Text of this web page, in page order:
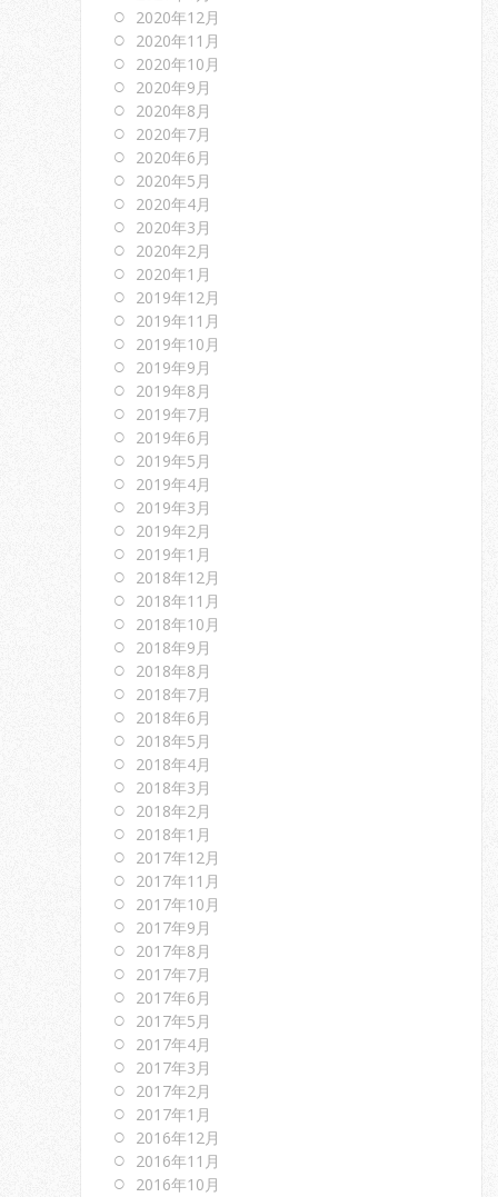
2020年12月
2020年11月
2020年10月
2020年9月
2020年8月
2020年7月
2020年6月
2020年5月
2020年4月
2020年3月
2020年2月
2020年1月
2019年12月
2019年11月
2019年10月
2019年9月
2019年8月
2019年7月
2019年6月
2019年5月
2019年4月
2019年3月
2019年2月
2019年1月
2018年12月
2018年11月
2018年10月
2018年9月
2018年8月
2018年7月
2018年6月
2018年5月
2018年4月
2018年3月
2018年2月
2018年1月
2017年12月
2017年11月
2017年10月
2017年9月
2017年8月
2017年7月
2017年6月
2017年5月
2017年4月
2017年3月
2017年2月
2017年1月
2016年12月
2016年11月
2016年10月